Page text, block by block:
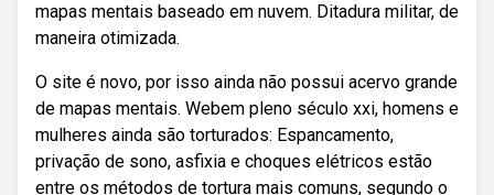
mapas mentais baseado em nuvem. Ditadura militar, de
maneira otimizada.
O site é novo, por isso ainda não possui acervo grande
de mapas mentais. Webem pleno século xxi, homens e
mulheres ainda são torturados: Espancamento,
privação de sono, asfixia e choques elétricos estão
entre os métodos de tortura mais comuns, segundo o